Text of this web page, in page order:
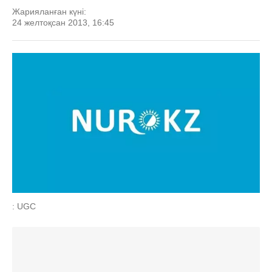
Жарияланған күні:
24 желтоқсан 2013, 16:45
: UGC